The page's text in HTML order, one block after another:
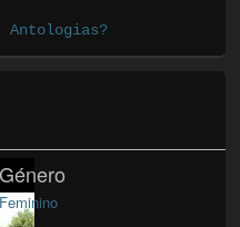
Antologias?
Género
Feminino